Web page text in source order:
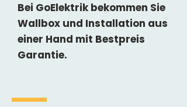
Bei GoElektrik bekommen Sie
Wallbox und Installation aus
einer Hand mit Bestpreis
Garantie.